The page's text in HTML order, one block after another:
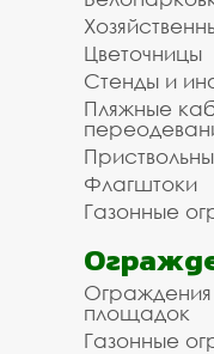
Цветочницы
Стенды и
Пляжные
Флагштоки
Газонные
Ограждения
площадок
Газонные